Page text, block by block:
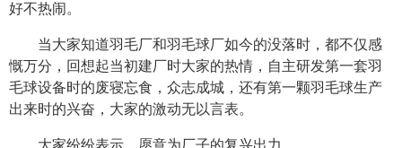
好不热闹。
当大家知道羽毛厂和羽毛球厂如今的没落时，都不仅感
慨万分，回想起当初建厂时大家的热情，自主研发第一套羽
毛球设备时的废寝忘食，众志成城，还有第一颗羽毛球生产
出来时的兴奋，大家的激动无以言表。
大家纷纷表示，愿意为厂子的复兴出力。